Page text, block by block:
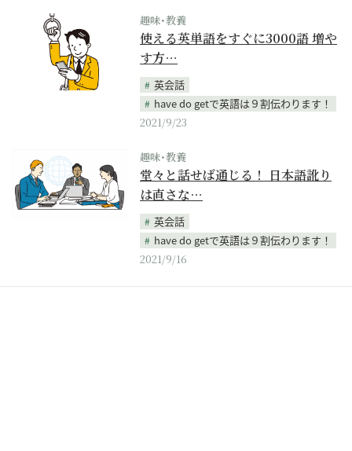
趣味･教養
使える英単語をすぐに3000語 増や
す方…
英会話
have do getで英語は９割伝わります！
2021/9/23
趣味･教養
堂々と話せば通じる！ 日本語訛り
は直さな…
英会話
have do getで英語は９割伝わります！
2021/9/16